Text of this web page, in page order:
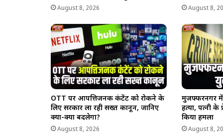
August 8, 2026 August 8,
OTT पर आपत्तिजनक कंटेंट को रोकने के
लिए सरकार ला रही सख्त कानून, जानिए
क्या-क्या बदलेगा?
August 8, 2026
मुजफ्फरनगर
हत्या, पत्नी के
किया हमला
August 8,